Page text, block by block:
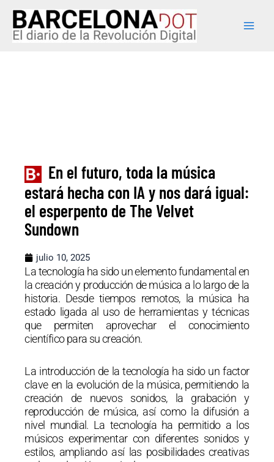
contenido
En el futuro, toda la música
estará hecha con IA y nos dará igual:
el esperpento de The Velvet
Sundown
julio 10, 2025
La tecnología ha sido un elemento fundamental en
la creación y producción de música a lo largo de la
historia. Desde tiempos remotos, la música ha
estado ligada al uso de herramientas y técnicas
que permiten aprovechar el conocimiento
científico para su creación.
La introducción de la tecnología ha sido un factor
clave en la evolución de la música, permitiendo la
creación de nuevos sonidos, la grabación y
reproducción de música, así como la difusión a
nivel mundial. La tecnología ha permitido a los
músicos experimentar con diferentes sonidos y
estilos, ampliando así las posibilidades creativas